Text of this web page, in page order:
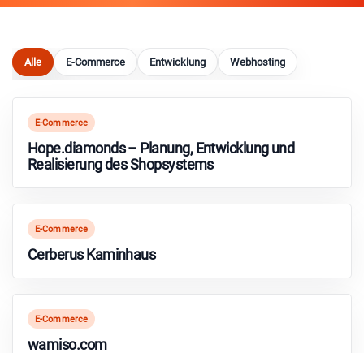
Alle E-Commerce Entwicklung Webhosting
E-Commerce
Hope.diamonds – Planung, Entwicklung und
Realisierung des Shopsystems
E-Commerce
Cerberus Kaminhaus
E-Commerce
wamiso.com